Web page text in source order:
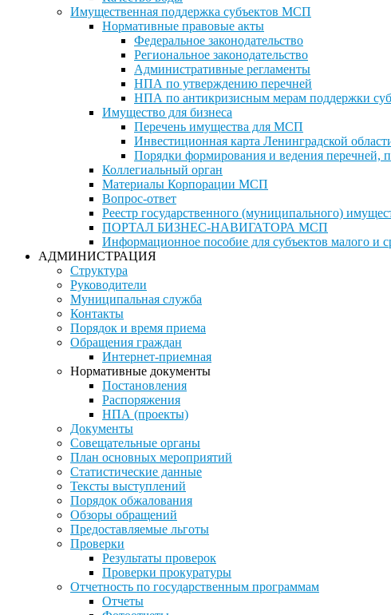
Имущественная поддержка субъектов МСП
Нормативные правовые акты
Федеральное законодательство
Региональное законодательство
Административные регламенты
НПА по утверждению перечней
НПА по антикризисным мерам поддержки
Имущество для бизнеса
Перечень имущества для МСП
Инвестиционная карта Ленинградской
Порядки формирования и ведения перечней,
Коллегиальный орган
Материалы Корпорации МСП
Вопрос-ответ
Реестр государственного (муниципального)
ПОРТАЛ БИЗНЕС-НАВИГАТОРА МСП
Информационное пособие для субъектов малого и
АДМИНИСТРАЦИЯ
Структура
Руководители
Муниципальная служба
Контакты
Порядок и время приема
Обращения граждан
Интернет-приемная
Нормативные документы
Постановления
Распоряжения
НПА (проекты)
Документы
Совещательные органы
План основных мероприятий
Статистические данные
Тексты выступлений
Порядок обжалования
Обзоры обращений
Предоставляемые льготы
Проверки
Результаты проверок
Проверки прокуратуры
Отчетность по государственным программам
Отчеты